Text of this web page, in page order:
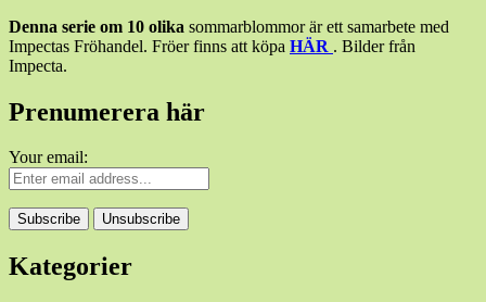
Denna serie om 10 olika sommarblommor är ett samarbete med
Impectas Fröhandel. Fröer finns att köpa HÄR . Bilder från
Impecta.
Prenumerera här
Your email:
Kategorier